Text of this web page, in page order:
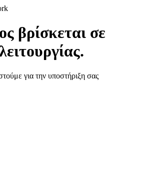
βρίσκεται σε
για την υποστήριξη σας